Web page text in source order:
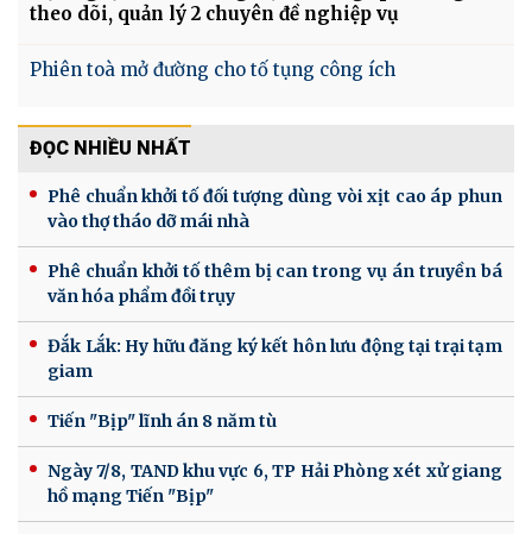
theo dõi, quản lý 2 chuyên đề nghiệp vụ
Phiên toà mở đường cho tố tụng công ích
ĐỌC NHIỀU NHẤT
Phê chuẩn khởi tố đối tượng dùng vòi xịt cao áp phun
vào thợ tháo dỡ mái nhà
Phê chuẩn khởi tố thêm bị can trong vụ án truyền bá
văn hóa phẩm đồi trụy
Đắk Lắk: Hy hữu đăng ký kết hôn lưu động tại trại tạm
giam
Tiến "Bịp" lĩnh án 8 năm tù
Ngày 7/8, TAND khu vực 6, TP Hải Phòng xét xử giang
hồ mạng Tiến "Bịp"